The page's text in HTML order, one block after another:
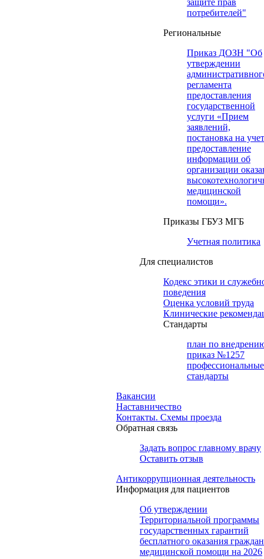
защите прав
потребителей"
Региональные
Приказ ДОЗН "Об
утверждении
регламента
предоставления
государственной
услуги «Прием
заявлений,
постановка на
предоставление
информации об
организации
медицинской
помощи».
Приказы ГБУЗ МГБ
Учетная политика
Для специалистов
Кодекс этики и
поведения
Оценка условий труда
Клинические
Cтандарты
план по
приказ №1257
профессиональные
стандарты
Вакансии
Наставничество
Контакты. Схемы проезда
Обратная связь
Задать вопрос главному врачу
Оставить отзыв
Антикоррупционная деятельность
Информация для пациентов
Об утверждении
Территориальной программы
государственных гарантий
бесплатного оказания
медицинской помощи на 2026